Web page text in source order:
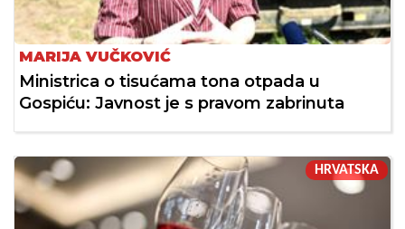
MARIJA VUČKOVIĆ
Ministrica o tisućama tona otpada u
Gospiću: Javnost je s pravom zabrinuta
HRVATSKA